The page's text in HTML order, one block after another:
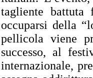
tagliente
occuparsi della
pellicola viene
successo, al
internazionale,